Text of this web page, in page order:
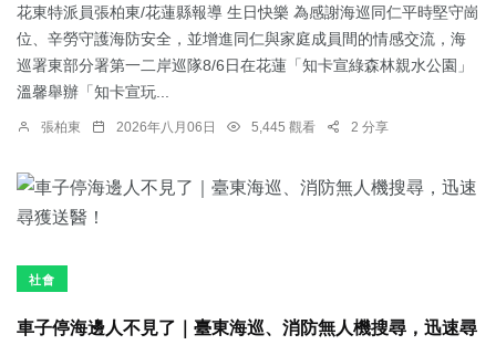
花東特派員張柏東/花蓮縣報導 生日快樂 為感謝海巡同仁平時堅守崗
位、辛勞守護海防安全，並增進同仁與家庭成員間的情感交流，海
巡署東部分署第一二岸巡隊8/6日在花蓮「知卡宣綠森林親水公園」
溫馨舉辦「知卡宣玩...
張柏東 2026年八月06日 5,445 觀看 2 分享
社會
車子停海邊人不見了｜臺東海巡、消防無人機搜尋，迅速尋